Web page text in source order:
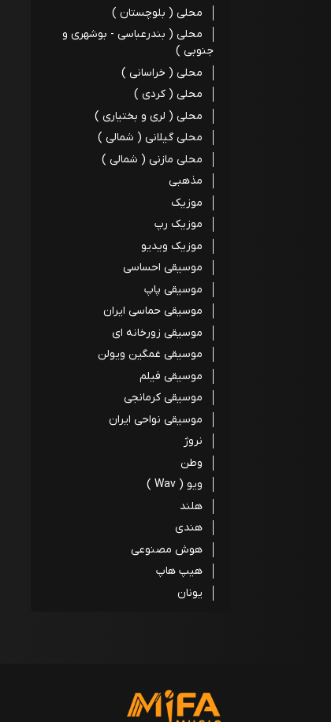
محلی ( بلوچستان )
محلی ( بندرعباسی - بوشهری و
جنوبی )
محلی ( خراسانی )
محلی ( کردی )
محلی ( لری و بختیاری )
محلی گیلانی ( شمالی )
محلی مازنی ( شمالی )
مذهبی
موزیک
موزیک رپ
موزیک ویدیو
موسیقی احساسی
موسیقی پاپ
موسیقی حماسی ایران
موسیقی زورخانه ای
موسیقی غمگین ویولن
موسیقی فیلم
موسیقی کرمانجی
موسیقی نواحی ایران
نروژ
وطن
ویو ( Wav )
هلند
هندی
هوش مصنوعی
هیپ هاپ
یونان